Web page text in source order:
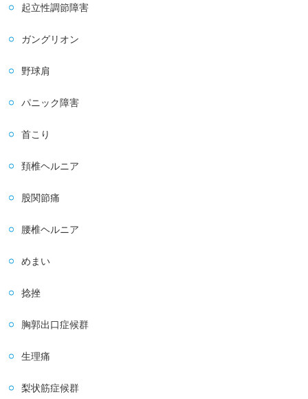
起立性調節障害
ガングリオン
野球肩
パニック障害
首こり
頚椎ヘルニア
股関節痛
腰椎ヘルニア
めまい
捻挫
胸郭出口症候群
生理痛
梨状筋症候群